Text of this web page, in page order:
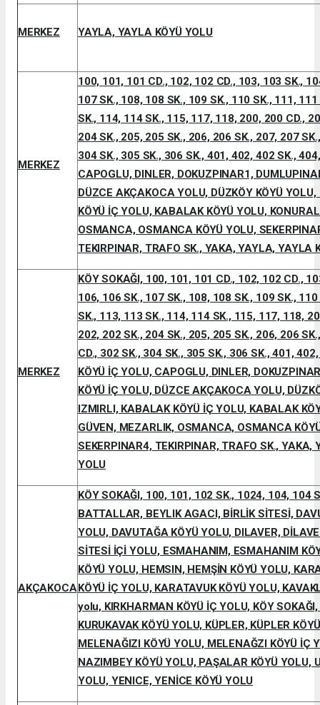
MERKEZ YAYLA, YAYLA KÖYÜ YOLU
MERKEZ
100, 101, 101 CD., 102, 102 CD., 103, 103 SK.,
107 SK., 108, 108 SK., 109 SK., 110 SK., 111,
SK., 114, 114 SK., 115, 117, 118, 200, 200 CD.,
204 SK., 205, 205 SK., 206, 206 SK., 207, 207
304 SK., 305 SK., 306 SK., 401, 402, 402 SK.,
CAPOGLU, DINLER, DOKUZPINAR1,
DÜZCE AKÇAKOCA YOLU, DÜZKÖY KÖYÜ
KÖYÜ İÇ YOLU, KABALAK KÖYÜ YOLU,
OSMANCA, OSMANCA KÖYÜ YOLU,
TEKIRPINAR, TRAFO SK., YAKA, YAYLA, YAYLA
MERKEZ
KÖY SOKAĞI, 100, 101, 101 CD., 102, 102 CD.,
106, 106 SK., 107 SK., 108, 108 SK., 109 SK.,
SK., 113, 113 SK., 114, 114 SK., 115, 117, 118,
202, 202 SK., 204 SK., 205, 205 SK., 206, 206
CD., 302 SK., 304 SK., 305 SK., 306 SK., 401,
KÖYÜ İÇ YOLU, CAPOGLU, DINLER,
KÖYÜ İÇ YOLU, DÜZCE AKÇAKOCA YOLU,
IZMIRLI, KABALAK KÖYÜ İÇ YOLU, KABALAK
GÜVEN, MEZARLIK, OSMANCA, OSMANCA
SEKERPINAR4, TEKIRPINAR, TRAFO SK., YAKA,
YOLU
AKÇAKOCA
KÖY SOKAĞI, 100, 101, 102 SK., 1024, 104, 104
BATTALLAR, BEYLIK AGACI, BİRLİK SİTESİ,
YOLU, DAVUTAĞA KÖYÜ YOLU, DILAVER,
SİTESİ İÇİ YOLU, ESMAHANIM, ESMAHANIM
KÖYÜ YOLU, HEMSIN, HEMŞİN KÖYÜ YOLU,
KÖYÜ İÇ YOLU, KARATAVUK KÖYÜ YOLU,
yolu, KIRKHARMAN KÖYÜ İÇ YOLU, KÖY
KURUKAVAK KÖYÜ YOLU, KÜPLER, KÜPLER
MELENAĞIZI KÖYÜ YOLU, MELENAĞZI KÖYÜ İÇ
NAZIMBEY KÖYÜ YOLU, PAŞALAR KÖYÜ YOLU,
YOLU, YENICE, YENİCE KÖYÜ YOLU